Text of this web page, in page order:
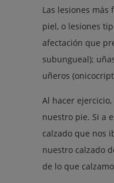
Las lesiones
piel, o lesiones
afectación que
subungueal);
uñeros
Al hacer
nuestro pie. Si a
calzado que nos
nuestro calzado
de lo que